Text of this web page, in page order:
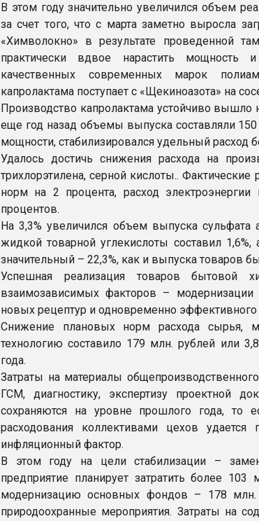
В этом году значительно увеличился объем
за счет того, что с марта заметно выросла
«Химволокно» в результате проведенной
практически вдвое нарастить мощность
качественных современных марок
капролактама поступает с «Щекиноазота» на
Производство капролактама устойчиво вышло
еще год назад объемы выпуска составляли
мощности, стабилизировался удельный расход
Удалось достичь снижения расхода на
трихлорэтилена, серной кислоты..
норм на 2 процента, расход
процентов.
На 3,3% увеличился объем выпуска сульфата
жидкой товарной углекислоты составил
значительный – 22,3%, как и выпуска товаров
Успешная реализация товаров бытовой
взаимозависимых факторов – модернизации
новых рецептур и одновременно
Снижение плановых норм расхода сырья,
технологию составило 179 млн. рублей или
года.
Затраты на материалы
ГСМ, диагностику, экспертизу проектной
сохраняются на уровне прошлого года, то
расходования коллективами цехов
инфляционный фактор.
В этом году на цели стабилизации –
предприятие планирует затратить более
модернизацию основных фондов – 178
природоохранные мероприятия. Затраты на